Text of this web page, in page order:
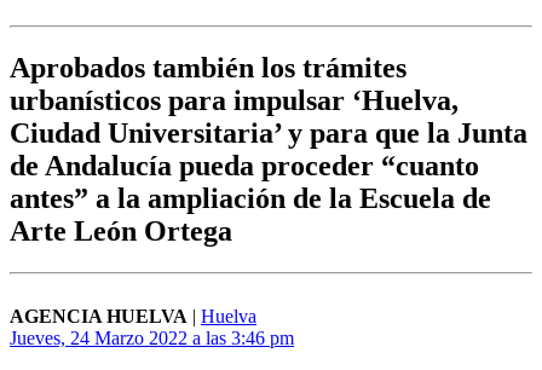
Aprobados también los trámites
urbanísticos para impulsar ‘Huelva,
Ciudad Universitaria’ y para que la Junta
de Andalucía pueda proceder “cuanto
antes” a la ampliación de la Escuela de
Arte León Ortega
AGENCIA HUELVA | Huelva
Jueves, 24 Marzo 2022 a las 3:46 pm